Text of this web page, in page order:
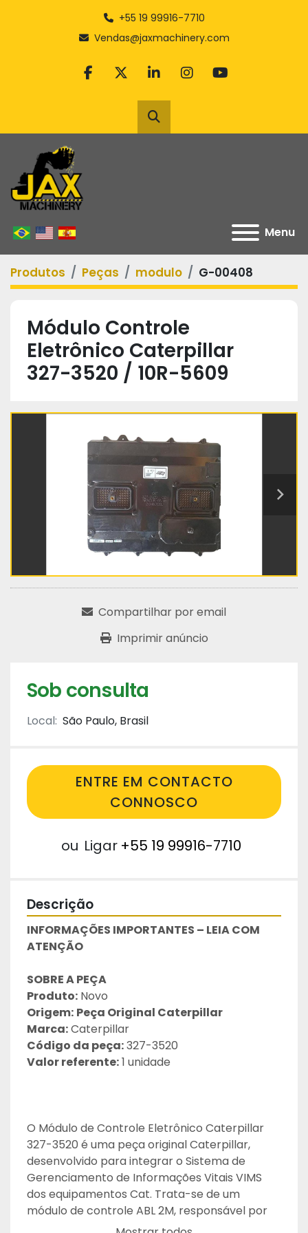
+55 19 99916-7710
Vendas@jaxmachinery.com
facebook
twitterlinkedininstagram
youtube
Pesquisar
Menu
Produtos Peças modulo G-00408
Módulo Controle
Eletrônico Caterpillar
327-3520 / 10R-5609
Compartilhar por email
Imprimir anúncio
Sob consulta
Local: São Paulo, Brasil
ENTRE EM CONTACTO
CONNOSCO
ou Ligar +55 19 99916-7710
Descrição
INFORMAÇÕES IMPORTANTES – LEIA COM
ATENÇÃO
SOBRE A PEÇA
Produto: Novo
Origem: Peça Original Caterpillar
Marca: Caterpillar
Código da peça: 327-3520
Valor referente: 1 unidade
O Módulo de Controle Eletrônico Caterpillar
327-3520 é uma peça original Caterpillar,
desenvolvido para integrar o Sistema de
Gerenciamento de Informações Vitais VIMS
dos equipamentos Cat. Trata-se de um
módulo de controle ABL 2M, responsável por
apoiar o monitoramento e o gerenciamento